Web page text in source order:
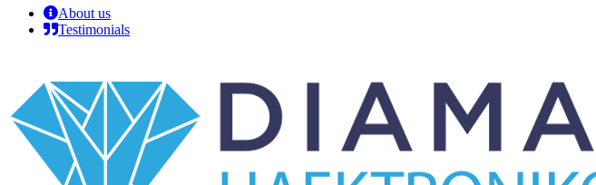
About us
Testimonials